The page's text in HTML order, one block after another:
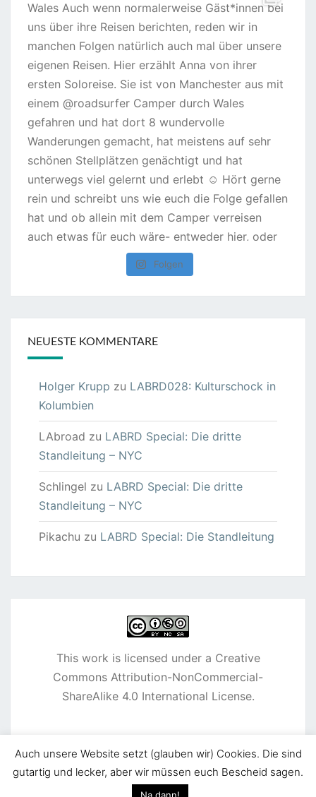
Folgen
NEUESTE KOMMENTARE
Holger Krupp zu LABRD028: Kulturschock in
Kolumbien
LAbroad zu LABRD Special: Die dritte
Standleitung – NYC
Schlingel zu LABRD Special: Die dritte
Standleitung – NYC
Pikachu zu LABRD Special: Die Standleitung
This work is licensed under a Creative
Commons Attribution-NonCommercial-
ShareAlike 4.0 International License.
© 2026 | Stolz präsentiert von WordPress
Theme:
Auch unsere Website setzt (glauben wir) Cookies. Die sind
gutartig und lecker, aber wir müssen euch Bescheid sagen.